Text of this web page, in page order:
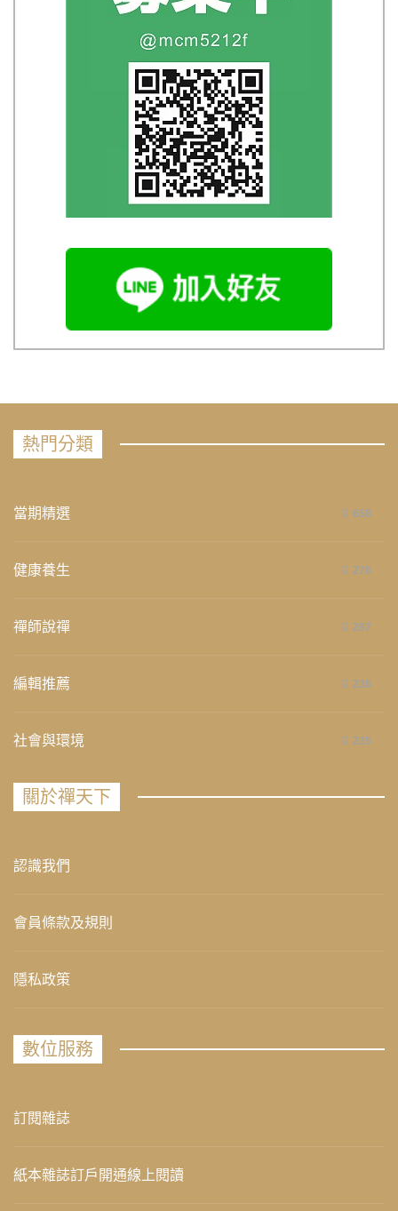
熱門分類
當期精選 658
健康養生 276
禪師說禪 267
編輯推薦 236
社會與環境 235
關於禪天下
認識我們
會員條款及規則
隱私政策
數位服務
訂閱雜誌
紙本雜誌訂戶開通線上閱讀